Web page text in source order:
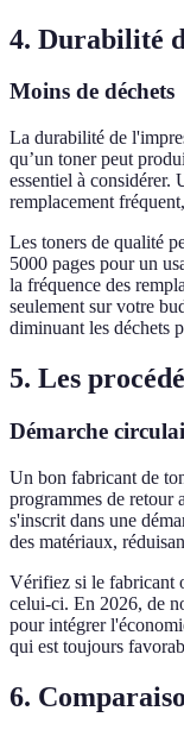
4. Durabilité
Moins de déchets
La durabilité de
qu’un toner peut
essentiel à considérer.
remplacement
Les toners de qualité
5000 pages pour un
la fréquence des
seulement sur votre
diminuant les déchets
5. Les
Démarche
Un bon fabricant de
programmes de retour
s'inscrit dans une
des matériaux,
Vérifiez si le fabricant
celui-ci. En 2026, de
pour intégrer
qui est toujours
6.